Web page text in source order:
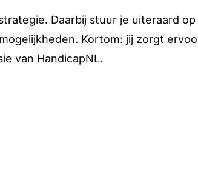
Daarbij stuur je uiteraard op
Kortom: jij zorgt
van HandicapNL.